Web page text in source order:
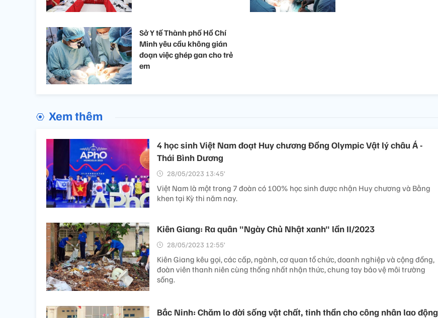
Sở Y tế Thành phố Hồ Chí
Minh yêu cầu không gián
đoạn việc ghép gan cho trẻ
em
Xem thêm
4 học sinh Việt Nam đoạt Huy chương Đồng Olympic Vật lý châu Á -
Thái Bình Dương
28/05/2023 13:45’
Việt Nam là một trong 7 đoàn có 100% học sinh được nhận Huy chương và Bằng
khen tại Kỳ thi năm nay.
Kiên Giang: Ra quân "Ngày Chủ Nhật xanh" lần II/2023
28/05/2023 12:55’
Kiên Giang kêu gọi, các cấp, ngành, cơ quan tổ chức, doanh nghiệp và cộng đồng,
đoàn viên thanh niên cùng thống nhất nhận thức, chung tay bảo vệ môi trường
sống.
Bắc Ninh: Chăm lo đời sống vật chất, tinh thần cho công nhân lao động